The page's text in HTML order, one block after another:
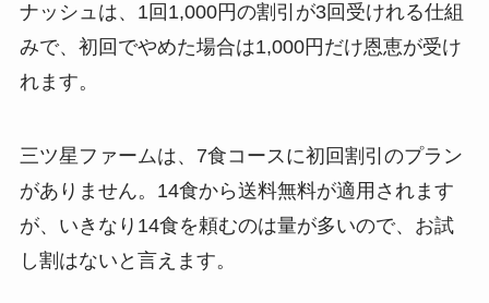
ナッシュは、1回1,000円の割引が3回受けれる仕組
みで、初回でやめた場合は1,000円だけ恩恵が受け
れます。
三ツ星ファームは、7食コースに初回割引のプラン
がありません。14食から送料無料が適用されます
が、いきなり14食を頼むのは量が多いので、お試
し割はないと言えます。